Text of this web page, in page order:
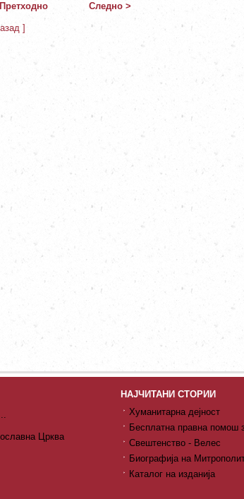
Следно >
]
Црква
НАЈЧИТАНИ СТОРИИ
Хуманитарна дејност
Бесплатна правна помош
Свештенство - Велес
Биографија на
Каталог на изданија